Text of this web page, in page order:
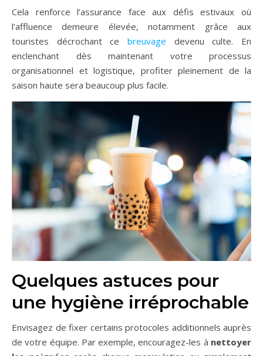
Cela renforce l’assurance face aux défis estivaux où
l’affluence demeure élevée, notamment grâce aux
touristes décrochant ce breuvage devenu culte. En
enclenchant dès maintenant votre processus
organisationnel et logistique, profiter pleinement de la
saison haute sera beaucoup plus facile.
Quelques astuces pour
une hygiène irréprochable
Envisagez de fixer certains protocoles additionnels auprès
de votre équipe. Par exemple, encouragez-les à nettoyer